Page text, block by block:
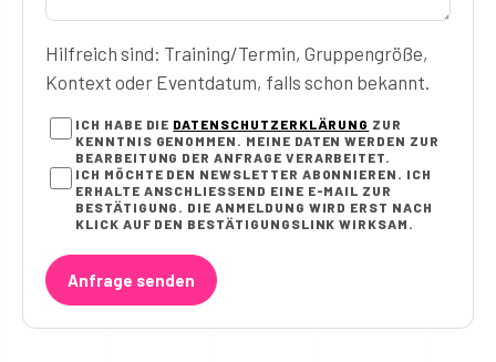
Hilfreich sind: Training/Termin, Gruppengröße,
Kontext oder Eventdatum, falls schon bekannt.
ICH HABE DIE DATENSCHUTZERKLÄRUNG ZUR
KENNTNIS GENOMMEN. MEINE DATEN WERDEN ZUR
BEARBEITUNG DER ANFRAGE VERARBEITET.
ICH MÖCHTE DEN NEWSLETTER ABONNIEREN. ICH
ERHALTE ANSCHLIESSEND EINE E-MAIL ZUR B
ESTÄTIGUNG. DIE ANMELDUNG WIRD ERST NACH K
LICK AUF DEN BESTÄTIGUNGSLINK WIRKSAM.
Anfrage senden